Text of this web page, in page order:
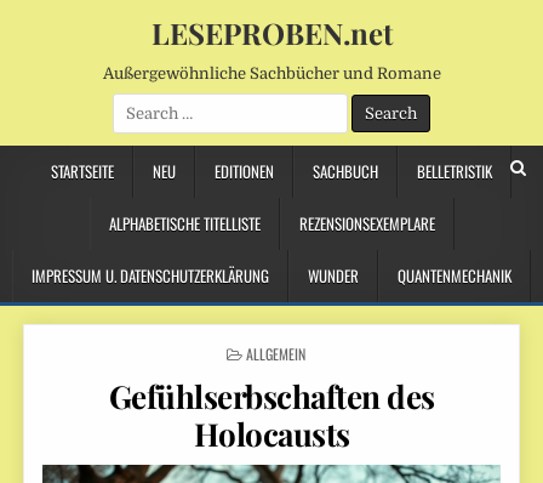
LESEPROBEN.net
Außergewöhnliche Sachbücher und Romane
Search
for:
STARTSEITE NEU EDITIONEN SACHBUCH BELLETRISTIK
ALPHABETISCHE TITELLISTE REZENSIONSEXEMPLARE
IMPRESSUM U. DATENSCHUTZERKLÄRUNG WUNDER QUANTENMECHANIK
POSTED
ALLGEMEIN
Gefühlserbschaften des
Holocausts